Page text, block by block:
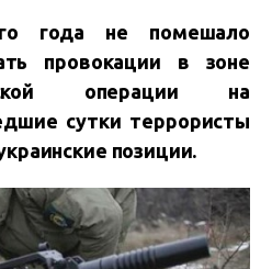
года не помешало
провокации в зоне
операции на
сутки террористы
позиции.